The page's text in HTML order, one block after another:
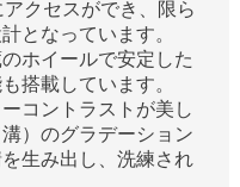
クセスができ、限ら
となっています。
ホイールで安定した
搭載しています。
コントラストが美し
）のグラデーション
生み出し、洗練され